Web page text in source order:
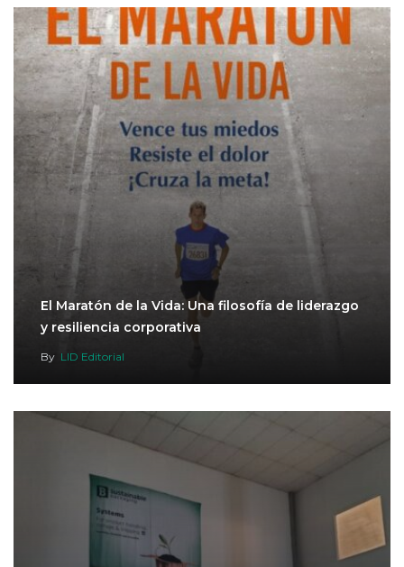
El Maratón de la Vida: Una filosofía de liderazgo
y resiliencia corporativa
By LID Editorial